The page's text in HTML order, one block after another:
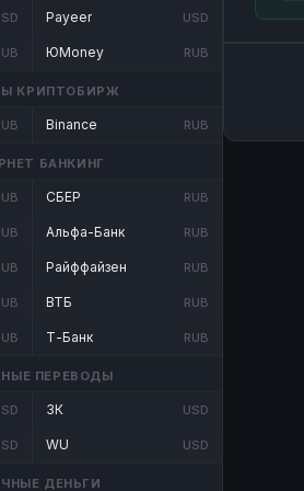
Payeer USD
ЮMoney RUB
КРИПТОБИРЖ
Binance RUB
БАНКИНГ
СБЕР RUB
Альфа-Банк RUB
Райффайзен RUB
ВТБ RUB
Т-Банк RUB
ПЕРЕВОДЫ
ЗК USD
WU USD
ДЕНЬГИ